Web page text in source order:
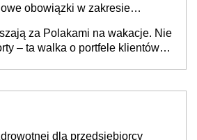
obowiązki w zakresie
za Polakami na wakacje. Nie
– ta walka o portfele klientów
dla przedsiębiorcy